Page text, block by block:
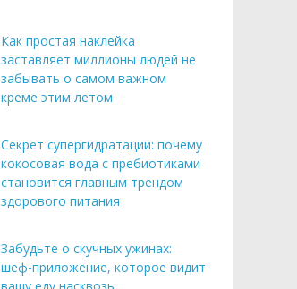
Как простая наклейка
заставляет миллионы людей не
забывать о самом важном
креме этим летом
Секрет супергидратации: почему
кокосовая вода с пребиотиками
становится главным трендом
здорового питания
Забудьте о скучных ужинах:
шеф-приложение, которое видит